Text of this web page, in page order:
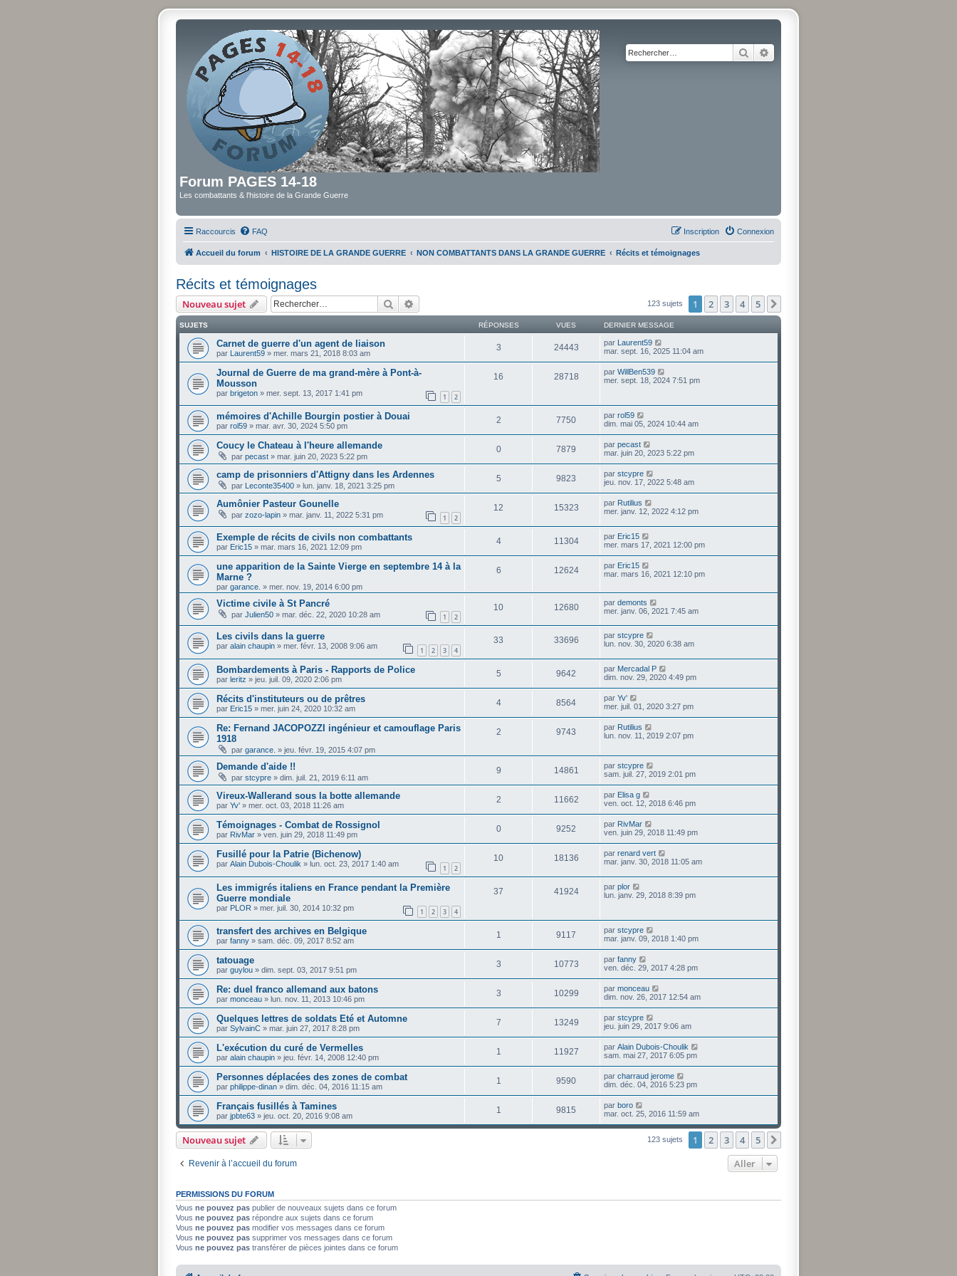
Forum PAGES 14-18
Les combattants & l'histoire de la Grande Guerre
Rechercher
Raccourcis FAQ Connexion
Inscription
Accueil du forum HISTOIRE DE LA GRANDE GUERRE NON COMBATTANTS DANS LA GRANDE GUERRE Récits et témoignages
Récits et témoignages
Nouveau sujet Rechercher 123 sujets 1 2 3 4 5
SUJETS RÉPONSES VUES DERNIER MESSAGE
Carnet de guerre d'un agent de liaison
par Laurent59 » mer. mars 21, 2018 8:03 am
3 24443 par Laurent59
mar. sept. 16, 2025 11:04 am
Journal de Guerre de ma grand-mère à Pont-à-
Mousson
par brigeton » mer. sept. 13, 2017 1:41 pm 1 2
16 28718 par WillBen539
mer. sept. 18, 2024 7:51 pm
mémoires d'Achille Bourgin postier à Douai
par rol59 » mar. avr. 30, 2024 5:50 pm
2 7750 par rol59
dim. mai 05, 2024 10:44 am
Coucy le Chateau à l'heure allemande
par pecast » mar. juin 20, 2023 5:22 pm
0 7879 par pecast
mar. juin 20, 2023 5:22 pm
camp de prisonniers d'Attigny dans les Ardennes
par Leconte35400 » lun. janv. 18, 2021 3:25 pm
5 9823 par stcypre
jeu. nov. 17, 2022 5:48 am
Aumônier Pasteur Gounelle
par zozo-lapin » mar. janv. 11, 2022 5:31 pm 1 2
12 15323 par Rutilius
mer. janv. 12, 2022 4:12 pm
Exemple de récits de civils non combattants
par Eric15 » mar. mars 16, 2021 12:09 pm
4 11304 par Eric15
mer. mars 17, 2021 12:00 pm
une apparition de la Sainte Vierge en septembre 14 à la
Marne ?
par garance. » mer. nov. 19, 2014 6:00 pm
6 12624 par Eric15
mar. mars 16, 2021 12:10 pm
Victime civile à St Pancré
par Julien50 » mar. déc. 22, 2020 10:28 am 1 2
10 12680 par demonts
mer. janv. 06, 2021 7:45 am
Les civils dans la guerre
par alain chaupin » mer. févr. 13, 2008 9:06 am 1 2 3 4
33 33696 par stcypre
lun. nov. 30, 2020 6:38 am
Bombardements à Paris - Rapports de Police
par leritz » jeu. juil. 09, 2020 2:06 pm
5 9642 par Mercadal P
dim. nov. 29, 2020 4:49 pm
Récits d'instituteurs ou de prêtres
par Eric15 » mer. juin 24, 2020 10:32 am
4 8564 par Yv'
mer. juil. 01, 2020 3:27 pm
Re: Fernand JACOPOZZI ingénieur et camouflage Paris
1918
par garance. » jeu. févr. 19, 2015 4:07 pm
2 9743 par Rutilius
lun. nov. 11, 2019 2:07 pm
Demande d'aide !!
par stcypre » dim. juil. 21, 2019 6:11 am
9 14861 par stcypre
sam. juil. 27, 2019 2:01 pm
Vireux-Wallerand sous la botte allemande
par Yv' » mer. oct. 03, 2018 11:26 am
2 11662 par Elisa g
ven. oct. 12, 2018 6:46 pm
Témoignages - Combat de Rossignol
par RivMar » ven. juin 29, 2018 11:49 pm
0 9252 par RivMar
ven. juin 29, 2018 11:49 pm
Fusillé pour la Patrie (Bichenow)
par Alain Dubois-Choulik » lun. oct. 23, 2017 1:40 am 1 2
10 18136 par renard vert
mar. janv. 30, 2018 11:05 am
Les immigrés italiens en France pendant la Première
Guerre mondiale
par PLOR » mer. juil. 30, 2014 10:32 pm 1 2 3 4
37 41924 par plor
lun. janv. 29, 2018 8:39 pm
transfert des archives en Belgique
par fanny » sam. déc. 09, 2017 8:52 am
1 9117 par stcypre
mar. janv. 09, 2018 1:40 pm
tatouage
par guylou » dim. sept. 03, 2017 9:51 pm
3 10773 par fanny
ven. déc. 29, 2017 4:28 pm
Re: duel franco allemand aux batons
par monceau » lun. nov. 11, 2013 10:46 pm
3 10299 par monceau
dim. nov. 26, 2017 12:54 am
Quelques lettres de soldats Eté et Automne
par SylvainC » mar. juin 27, 2017 8:28 pm
7 13249 par stcypre
jeu. juin 29, 2017 9:06 am
L'exécution du curé de Vermelles
par alain chaupin » jeu. févr. 14, 2008 12:40 pm
1 11927 par Alain Dubois-Choulik
sam. mai 27, 2017 6:05 pm
Personnes déplacées des zones de combat
par philippe-dinan » dim. déc. 04, 2016 11:15 am
1 9590 par charraud jerome
dim. déc. 04, 2016 5:23 pm
Français fusillés à Tamines
par jpbte63 » jeu. oct. 20, 2016 9:08 am
1 9815 par boro
mar. oct. 25, 2016 11:59 am
Nouveau sujet 123 sujets 1 2 3 4 5
Revenir à l’accueil du forum Aller
PERMISSIONS DU FORUM
Vous ne pouvez pas publier de nouveaux sujets dans ce forum
Vous ne pouvez pas répondre aux sujets dans ce forum
Vous ne pouvez pas modifier vos messages dans ce forum
Vous ne pouvez pas supprimer vos messages dans ce forum
Vous ne pouvez pas transférer de pièces jointes dans ce forum